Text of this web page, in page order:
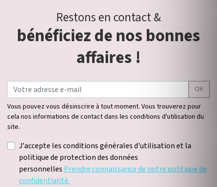
Restons en contact &
bénéficiez de nos bonnes
affaires !
OK
Vous pouvez vous désinscrire à tout moment. Vous trouverez pour
cela nos informations de contact dans les conditions d'utilisation du
site.
J'accepte les conditions générales d'utilisation et la
politique de protection des données
personnelles Prendre connaissance de notre politique de
confidentialité.